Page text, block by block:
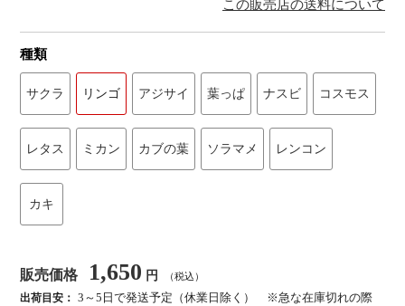
この販売店の送料について
種類
サクラ リンゴ アジサイ 葉っぱ ナスビ コスモス
レタス ミカン カブの葉 ソラマメ レンコン
カキ
販売価格 1,650 円 （税込）
出荷目安： 3～5日で発送予定（休業日除く） ※急な在庫切れの際